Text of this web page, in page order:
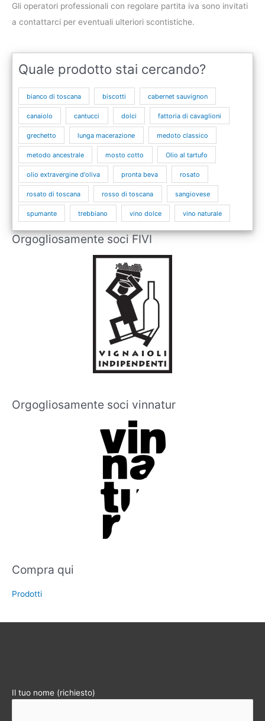
Gli operatori professionali con regolare partita iva sono invitati
a contattarci per eventuali ulteriori scontistiche.
Quale prodotto stai cercando?
bianco di toscana biscotti cabernet sauvignon
canaiolo cantucci dolci fattoria di cavaglioni
grechetto lunga macerazione medoto classico
metodo ancestrale mosto cotto Olio al tartufo
olio extravergine d'oliva pronta beva rosato
rosato di toscana rosso di toscana sangiovese
spumante trebbiano vino dolce vino naturale
Orgogliosamente soci FIVI
Orgogliosamente soci vinnatur
Compra qui
Prodotti
Il tuo nome (richiesto)